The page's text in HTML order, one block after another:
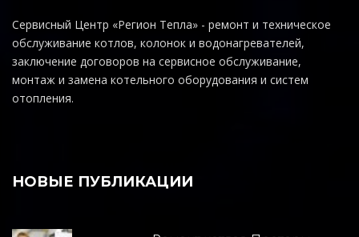
Сервисный Центр «Регион Тепла» - ремонт и техническое
обслуживание котлов, колонок и водонагревателей,
заключение договоров на сервисное обслуживание,
монтаж и замена котельного оборудования и систем
отопления.
НОВЫЕ ПУБЛИКАЦИИ